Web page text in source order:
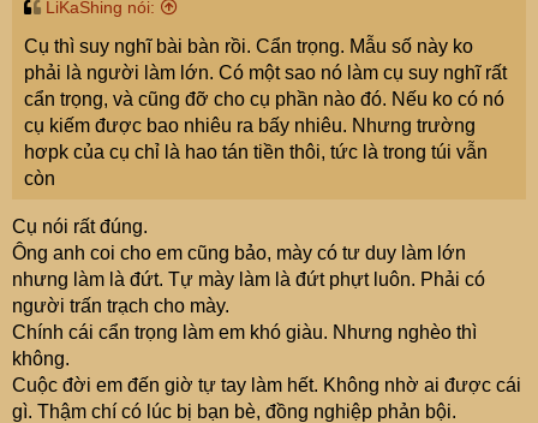
LiKaShing nói:
Cụ thì suy nghĩ bài bàn rồi. Cẩn trọng. Mẫu số này ko
phải là người làm lớn. Có một sao nó làm cụ suy nghĩ rất
cẩn trọng, và cũng đỡ cho cụ phần nào đó. Nếu ko có nó
cụ kiếm được bao nhiêu ra bấy nhiêu. Nhưng trường
hơpk của cụ chỉ là hao tán tiền thôi, tức là trong túi vẫn
còn
Cụ nói rất đúng.
Ông anh coi cho em cũng bảo, mày có tư duy làm lớn
nhưng làm là đứt. Tự mày làm là đứt phựt luôn. Phải có
người trấn trạch cho mày.
Chính cái cẩn trọng làm em khó giàu. Nhưng nghèo thì
không.
Cuộc đời em đến giờ tự tay làm hết. Không nhờ ai được cái
gì. Thậm chí có lúc bị bạn bè, đồng nghiệp phản bội.